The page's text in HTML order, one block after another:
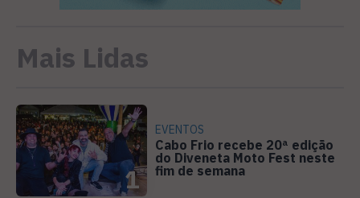
Mais Lidas
1
EVENTOS
Cabo Frio recebe 20ª edição
do Diveneta Moto Fest neste
fim de semana